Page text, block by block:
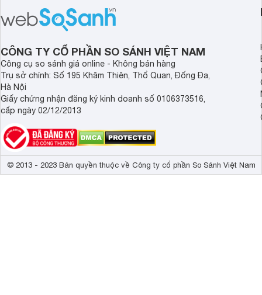
mức giá vô cùng hấp dẫn, biến nó trở
thành một lựa chọn “đáng đồng tiền
bát gạo” trên thị trường.
năng AI hàng đầu,
CÔNG TY CỔ PHẦN SO SÁNH VIỆT NAM
Công cụ so sánh giá online - Không bán hàng
Trụ sở chính: Số 195 Khâm Thiên, Thổ Quan, Đống Đa,
Hà Nội
Giấy chứng nhận đăng ký kinh doanh số 0106373516,
cấp ngày 02/12/2013
© 2013 - 2023 Bản quyền thuộc về Công ty cổ phần So Sánh Việt Nam